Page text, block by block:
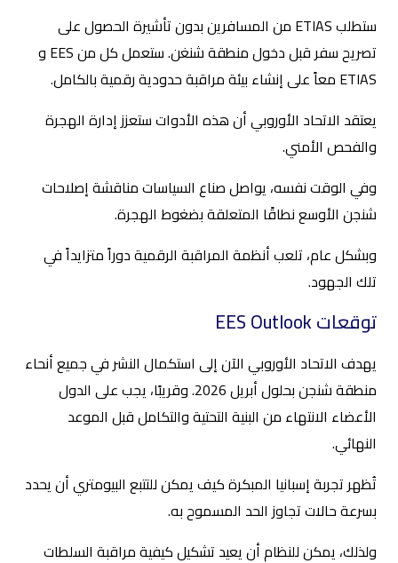
ستطلب ETIAS من المسافرين بدون تأشيرة الحصول على
تصريح سفر قبل دخول منطقة شنغن. ستعمل كل من EES و
ETIAS معاً على إنشاء بيئة مراقبة حدودية رقمية بالكامل.
يعتقد الاتحاد الأوروبي أن هذه الأدوات ستعزز إدارة الهجرة
والفحص الأمني.
وفي الوقت نفسه، يواصل صناع السياسات مناقشة إصلاحات
شنجن الأوسع نطاقًا المتعلقة بضغوط الهجرة.
وبشكل عام، تلعب أنظمة المراقبة الرقمية دوراً متزايداً في
تلك الجهود.
توقعات EES Outlook
يهدف الاتحاد الأوروبي الآن إلى استكمال النشر في جميع أنحاء
منطقة شنجن بحلول أبريل 2026. وقريبًا، يجب على الدول
الأعضاء الانتهاء من البنية التحتية والتكامل قبل الموعد
النهائي.
تُظهر تجربة إسبانيا المبكرة كيف يمكن للتتبع البيومتري أن يحدد
بسرعة حالات تجاوز الحد المسموح به.
ولذلك، يمكن للنظام أن يعيد تشكيل كيفية مراقبة السلطات